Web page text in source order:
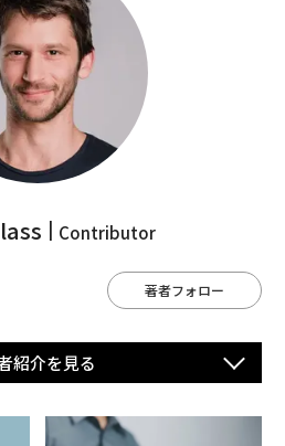
Contributor
著者フォロー
紹介を⾒る